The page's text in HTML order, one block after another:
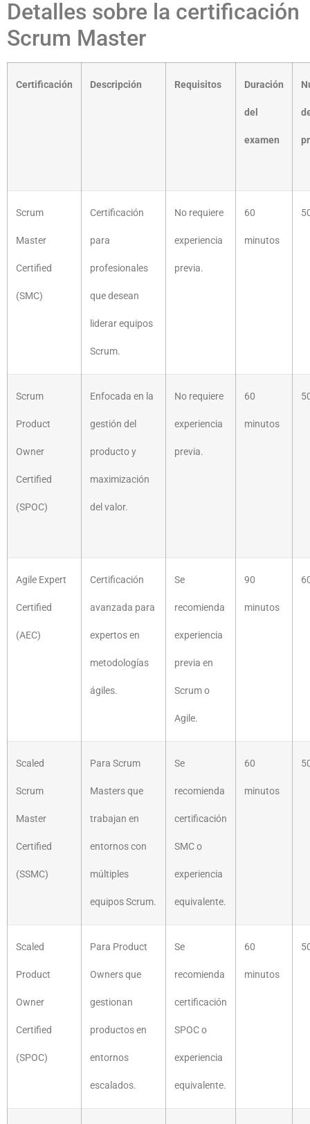
Detalles sobre la certificación
Scrum Master
Certificación Descripción Requisitos Duración
del
examen
Scrum
Master
Certified
(SMC)
Certificación
para
profesionales
que desean
liderar equipos
Scrum.
No requiere
experiencia
previa.
60
minutos
Scrum
Product
Owner
Certified
(SPOC)
Enfocada en la
gestión del
producto y
maximización
del valor.
No requiere
experiencia
previa.
60
minutos
Agile Expert
Certified
(AEC)
Certificación
avanzada para
expertos en
metodologías
ágiles.
Se
recomienda
experiencia
previa en
Scrum o
Agile.
90
minutos
Scaled
Scrum
Master
Certified
(SSMC)
Para Scrum
Masters que
trabajan en
entornos con
múltiples
equipos Scrum.
Se
recomienda
certificación
SMC o
experiencia
equivalente.
60
minutos
Scaled
Product
Owner
Certified
(SPOC)
Para Product
Owners que
gestionan
productos en
entornos
escalados.
Se
recomienda
certificación
SPOC o
experiencia
equivalente.
60
minutos